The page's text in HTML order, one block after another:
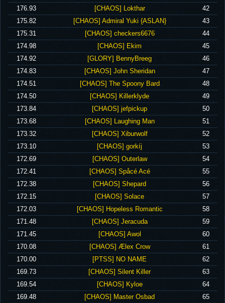
42
‪[CHAOS] Lokthar‬
‪176.93‬
43
‪[CHAOS] Admiral Yuki {ASLAN}‬
‪175.82‬
44
‪[CHAOS] checkers6676‬
‪175.31‬
45
‪[CHAOS] Ekim‬
‪174.98‬
46
‪[GLORY] BennyBreeg‬
‪174.92‬
47
‪[CHAOS] John Sheridan‬
‪174.83‬
48
‪[CHAOS] The Spoony Bard‬
‪174.51‬
49
‪[CHAOS] Killerklyde‬
‪174.50‬
50
‪[CHAOS] jefpickup‬
‪173.84‬
51
‪[CHAOS] Laughing Man‬
‪173.68‬
52
‪[CHAOS] Xiburwolf‬
‪173.32‬
53
‪[CHAOS] gorkíj‬
‪173.10‬
54
‪[CHAOS] Outerlaw‬
‪172.69‬
55
‪[CHAOS] Spåcé Acé‬
‪172.41‬
56
‪[CHAOS] Shepard‬
‪172.38‬
57
‪[CHAOS] Solace‬
‪172.15‬
58
‪[CHAOS] Hopeless Romantic‬
‪172.03‬
59
‪[CHAOS] Jeracuda‬
‪171.48‬
60
‪[CHAOS] Awol‬
‪171.45‬
61
‪[CHAOS] Ælex Crow‬
‪170.08‬
62
‪[PTSS] NO NAME‬
‪170.00‬
63
‪[CHAOS] Silent Killer‬
‪169.73‬
64
‪[CHAOS] Kyloe‬
‪169.54‬
65
‪[CHAOS] Master Osbad‬
‪169.48‬